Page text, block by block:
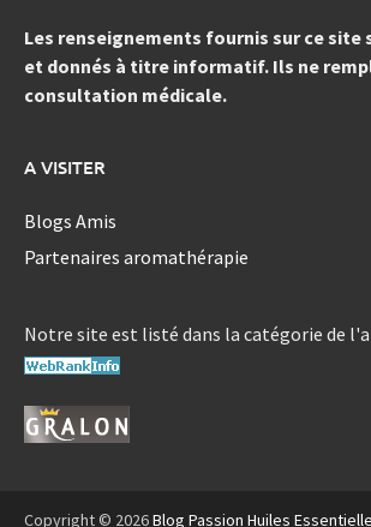
Les renseignements fournis sur ce site
et donnés à titre informatif. Ils ne
consultation médicale.
A VISITER
Blogs Amis
Partenaires aromathérapie
Notre site est listé dans la catégorie de
Copyright © 2026Blog Passion Huiles